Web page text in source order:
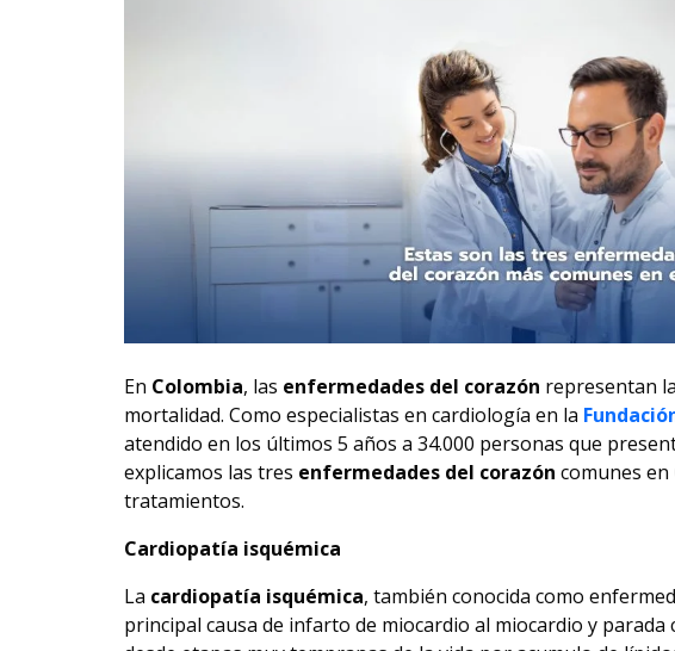
En Colombia, las enfermedades del corazón representan
mortalidad. Como especialistas en cardiología en la
atendido en los últimos 5 años a 34.000 personas que
explicamos las tres enfermedades del corazón comunes en
tratamientos.
Cardiopatía isquémica
La cardiopatía isquémica, también conocida como
principal causa de infarto de miocardio al miocardio y parada